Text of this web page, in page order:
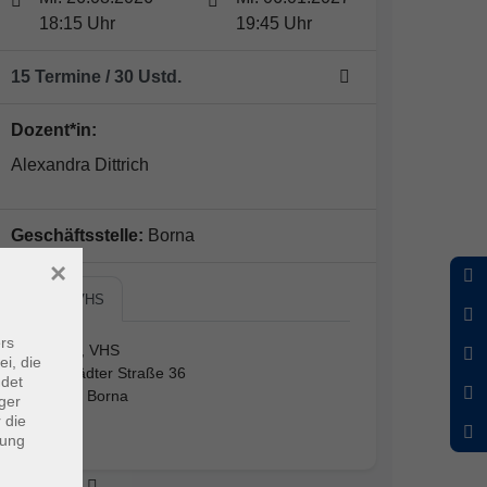
18:15 Uhr
19:45 Uhr
15 Termine / 30 Ustd.
Dozent*in:
Alexandra Dittrich
Geschäftsstelle: Borna
Borna, VHS
Borna, VHS
Lobstädter Straße 36
04552 Borna
die
die
×